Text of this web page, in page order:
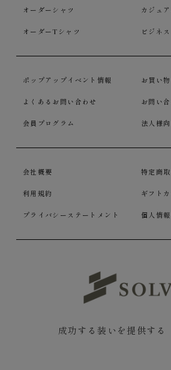
オーダーシャツ カジュ
オーダーTシャツ ビジネ
ポップアップイベント情報 お買い
よくあるお問い合わせ お問い
会員プログラム 法人様
会社概要 特定商
利用規約 ギフト
プライバシーステートメント 個人情
成功する装いを提供す